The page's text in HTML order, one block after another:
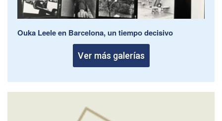
Ouka Leele en Barcelona, un tiempo decisivo
Ver más galerías